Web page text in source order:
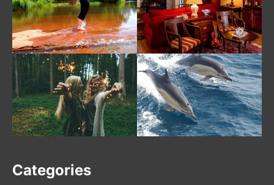
Categories